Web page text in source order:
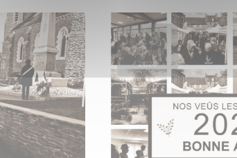
23
JANVIER
2026